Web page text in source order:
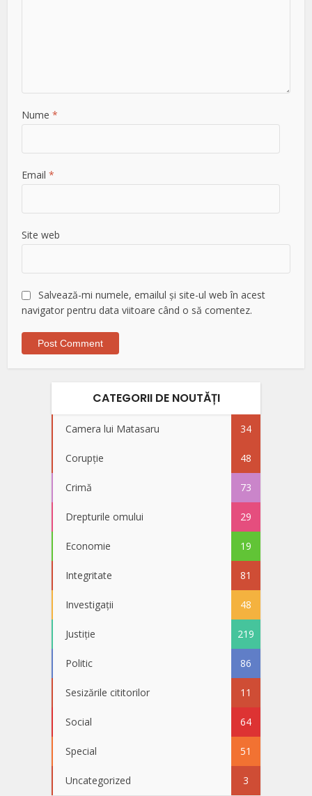
Nume*
Email*
Site web
Salvează-mi numele, emailul și site-ul web în acest
navigator pentru data viitoare când o să comentez.
CATEGORII DE NOUTĂȚI
Camera lui Matasaru 34
Corupție 48
Crimă 73
Drepturile omului 29
Economie 19
Integritate 81
Investigații 48
Justiție 219
Politic 86
Sesizările cititorilor 11
Social 64
Special 51
Uncategorized 3